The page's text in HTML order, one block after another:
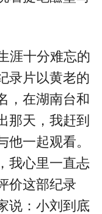
涯十分难忘的
录片以黄老的
，在湖南台和
那天，我赶到
一起观看。
我心里一直忐
价这部纪录
说：小刘到底